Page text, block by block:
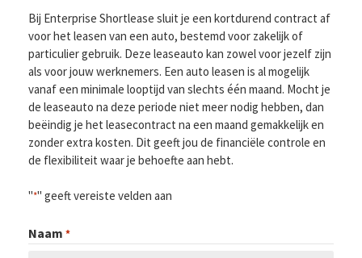
Bij Enterprise Shortlease sluit je een kortdurend contract af
voor het leasen van een auto, bestemd voor zakelijk of
particulier gebruik. Deze leaseauto kan zowel voor jezelf zijn
als voor jouw werknemers. Een auto leasen is al mogelijk
vanaf een minimale looptijd van slechts één maand. Mocht je
de leaseauto na deze periode niet meer nodig hebben, dan
beëindig je het leasecontract na een maand gemakkelijk en
zonder extra kosten. Dit geeft jou de financiële controle en
de flexibiliteit waar je behoefte aan hebt.
"*" geeft vereiste velden aan
Naam *